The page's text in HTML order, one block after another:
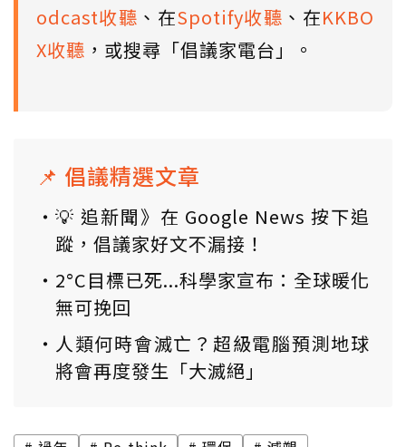
odcast收聽 、在Spotify收聽 、在KKBO
X收聽 ，或搜尋「倡議家電台」。
📌 倡議精選文章
💡 追新聞》在 Google News 按下追
蹤，倡議家好文不漏接！
2°C目標已死...科學家宣布：全球暖化
無可挽回
人類何時會滅亡？超級電腦預測地球
將會再度發生「大滅絕」